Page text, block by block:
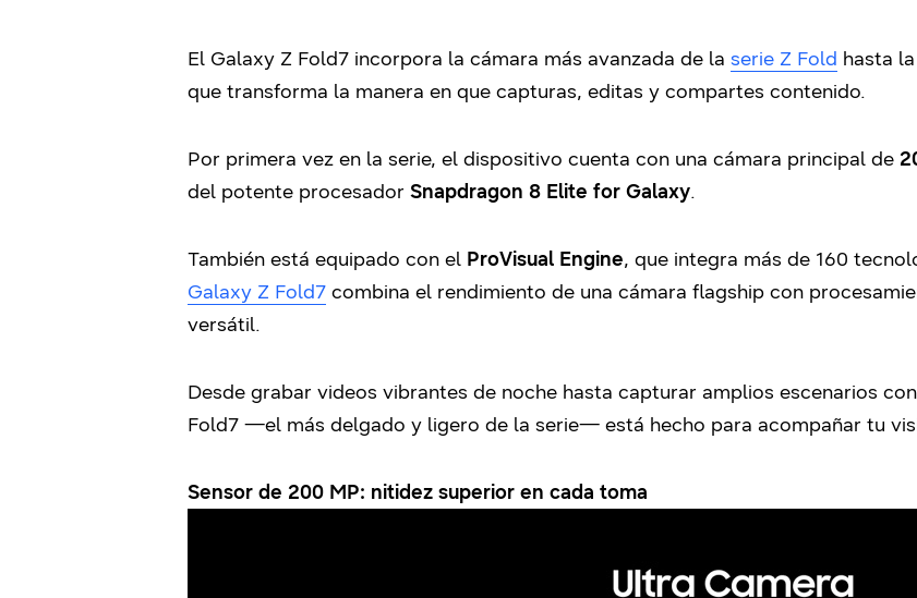
El Galaxy Z Fold7 incorpora la cámara más avanzada de la serie Z Fold hasta
que transforma la manera en que capturas, editas y compartes contenido.
Por primera vez en la serie, el dispositivo cuenta con una cámara principal de
del potente procesador Snapdragon 8 Elite for Galaxy.
También está equipado con el ProVisual Engine, que integra más de 160
Galaxy Z Fold7 combina el rendimiento de una cámara flagship con
versátil.
Desde grabar videos vibrantes de noche hasta capturar amplios escenarios
Fold7 —el más delgado y ligero de la serie— está hecho para acompañar tu
Sensor de 200 MP: nitidez superior en cada toma